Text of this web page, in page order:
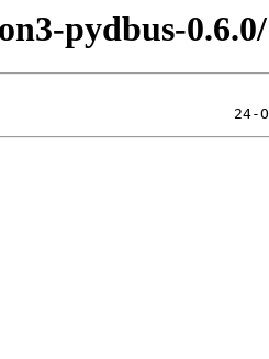
pydbus-0.6.0/